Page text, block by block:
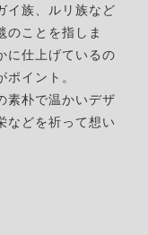
イ族、ルリ族など
のことを指しま
に仕上げているの
イント。
素朴で温かいデザ
などを祈って想い